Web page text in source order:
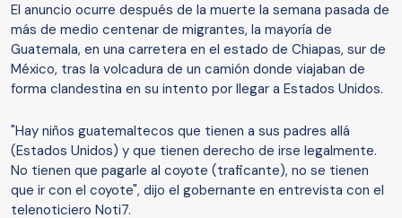
El anuncio ocurre después de la muerte la semana pasada de
más de medio centenar de migrantes, la mayoría de
Guatemala, en una carretera en el estado de Chiapas, sur de
México, tras la volcadura de un camión donde viajaban de
forma clandestina en su intento por llegar a Estados Unidos.
"Hay niños guatemaltecos que tienen a sus padres allá
(Estados Unidos) y que tienen derecho de irse legalmente.
No tienen que pagarle al coyote (traficante), no se tienen
que ir con el coyote", dijo el gobernante en entrevista con el
telenoticiero Noti7.